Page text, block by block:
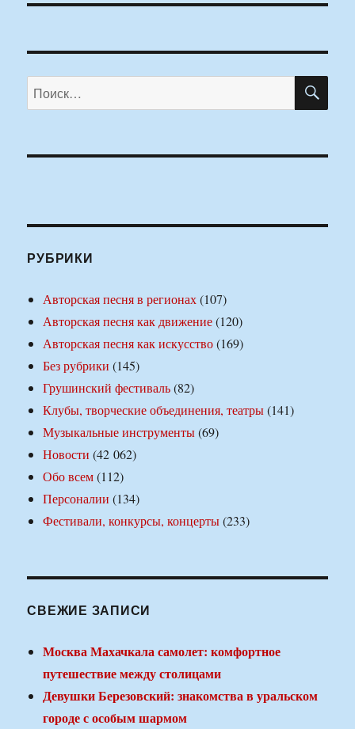
Искать:
РУБРИКИ
Авторская песня в регионах(107)
Авторская песня как движение(120)
Авторская песня как искусство(169)
Без рубрики (145)
Грушинский фестиваль(82)
Клубы, творческие объединения, театры(141)
Музыкальные инструменты(69)
Новости (42 062)
Обо всем(112)
Персоналии (134)
Фестивали, конкурсы, концерты(233)
СВЕЖИЕ ЗАПИСИ
Москва Махачкала самолет: комфортное
путешествие между столицами
Девушки Березовский: знакомства в уральском
городе с особым шармом